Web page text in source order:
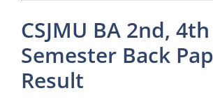
CSJMU BA 2nd, 4th
Semester Back
Result